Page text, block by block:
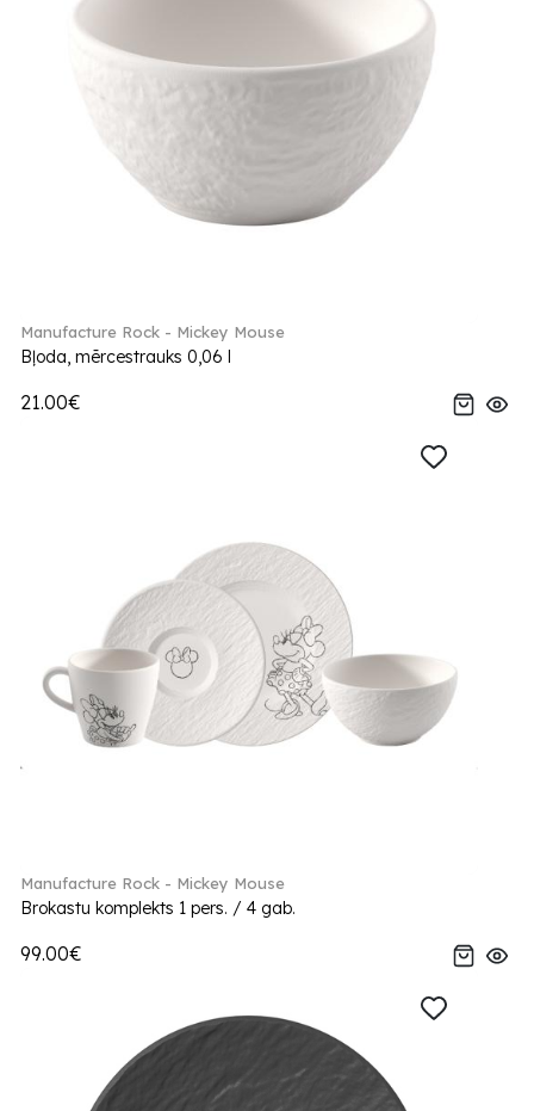
Manufacture Rock - Mickey Mouse
Bļoda, mērcestrauks 0,06 l
21.00€
Manufacture Rock - Mickey Mouse
Brokastu komplekts 1 pers. / 4 gab.
99.00€